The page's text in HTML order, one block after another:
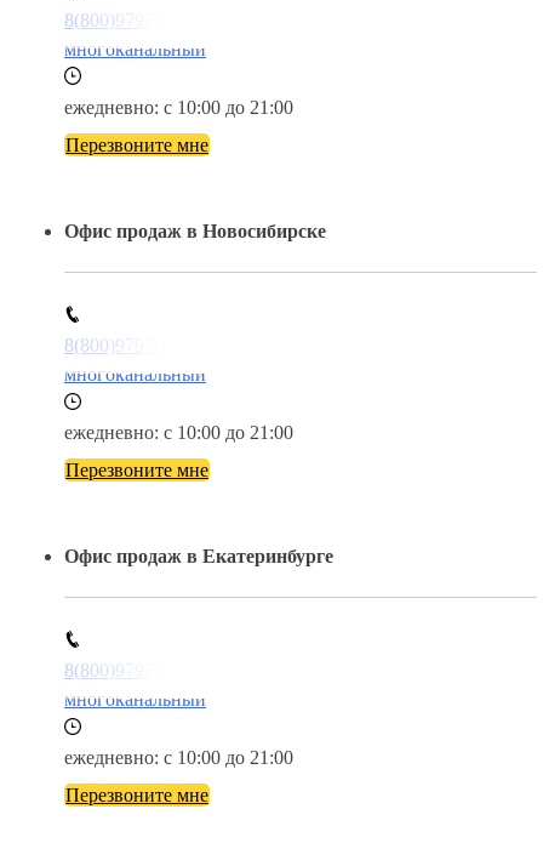
8(800)9797043
многоканальный
ежедневно: с 10:00 до 21:00
Перезвоните мне
Офис продаж в Новосибирске
8(800)9797043
многоканальный
ежедневно: с 10:00 до 21:00
Перезвоните мне
Офис продаж в Екатеринбурге
8(800)9797043
многоканальный
ежедневно: с 10:00 до 21:00
Перезвоните мне